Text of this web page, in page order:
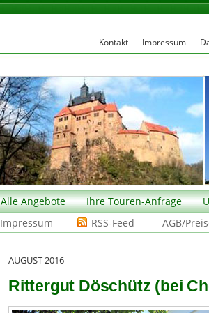
Alle Angebote Ihre Touren-Anfrage
Impressum RSS-Feed AGB/
AUGUST 2016
Rittergut Döschütz (bei
Kontakt Impressum